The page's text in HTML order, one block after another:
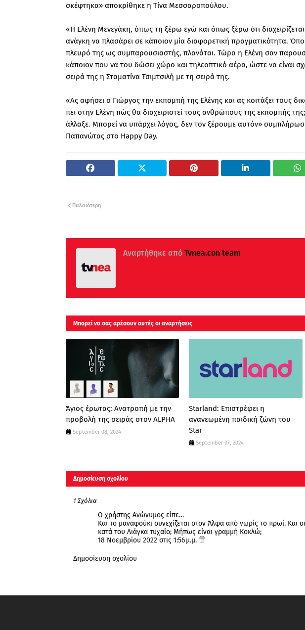
σκέφτηκα» αποκρίθηκε η Τίνα Μεσσαροπούλου.
«Η Ελένη Μενεγάκη, όπως τη ξέρω εγώ και όπως ξέρω ότι διαχειρίζεται
ανάγκη να πλασάρει σε κάποιον μία διαφορετική πραγματικότητα.
πλευρό της ως συμπαρουσιαστής, πλανάται. Τώρα η Ελένη σαν
κάποιον που να του δώσει χώρο και τηλεοπτικό αέρα, ώστε να είναι
σειρά της η Σταματίνα Τσιμτσιλή με τη σειρά της.
«Ας αφήσει ο Γιώργος την εκπομπή της Ελένης και ας κοιτάξει τους
πει στην Ελένη πώς θα διαχειριστεί τους ανθρώπους της εκπομπής
άλλαξε. Μπορεί να υπάρχει λόγος, δεν τον ξέρουμε αυτόν»
Παπανώτας στο Happy Day.
Παλαιότερη
Αναρτήθηκε από Tvnea.con team
Μπορεί να σας αρέσουν αυτές οι αναρτήσεις
Άγιος έρωτας: Ανατροπή με την
προβολή της σειράς στον ALPHA
September 08, 2024
Starland: Επιστρέφει η
ανανεωμένη παιδική ζώνη του
Star
September 07, 2024
Δημοσίευση σχολίου
1 Σχόλια
Ο χρήστης Ανώνυμος είπε…
Και το μαναφούκι συνεχίζεται στον Άλφα από νωρίς το πρωί. Και
κατά του Λιάγκα τυχαίο; Μήπως είναι γραμμή Κοκλώ;
18 Νοεμβρίου 2022 στις 1:56 μ.μ.
Δημοσίευση σχολίου